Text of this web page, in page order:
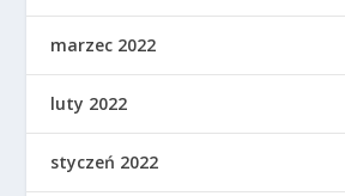
marzec 2022
luty 2022
styczeń 2022